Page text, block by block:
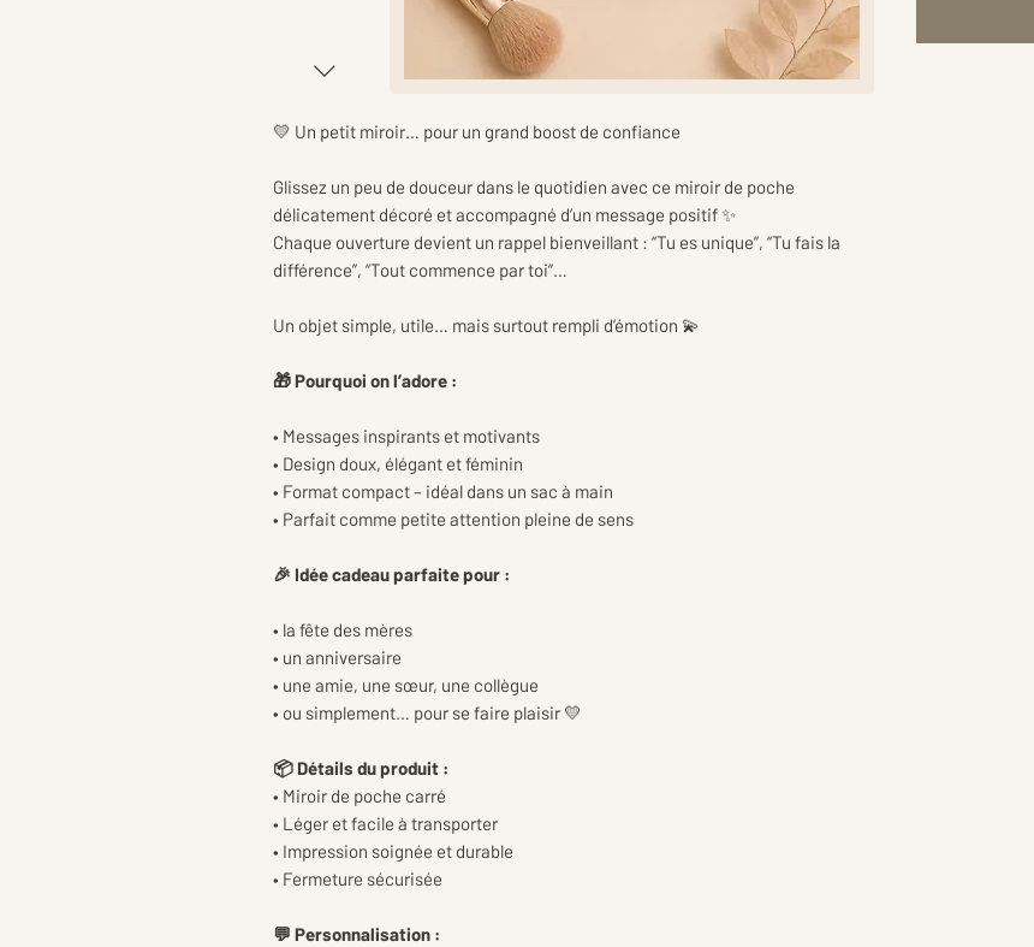
💛 Un petit miroir… pour un grand boost de confiance
Glissez un peu de douceur dans le quotidien avec ce miroir de poche
délicatement décoré et accompagné d’un message positif ✨
Chaque ouverture devient un rappel bienveillant : “Tu es unique”, “Tu fais la
différence”, “Tout commence par toi”…
Un objet simple, utile… mais surtout rempli d’émotion 💫
🎁 Pourquoi on l’adore :
• Messages inspirants et motivants
• Design doux, élégant et féminin
• Format compact – idéal dans un sac à main
• Parfait comme petite attention pleine de sens
🎉 Idée cadeau parfaite pour :
• la fête des mères
• un anniversaire
• une amie, une sœur, une collègue
• ou simplement… pour se faire plaisir 💛
📦 Détails du produit :
• Miroir de poche carré
• Léger et facile à transporter
• Impression soignée et durable
• Fermeture sécurisée
💬 Personnalisation :